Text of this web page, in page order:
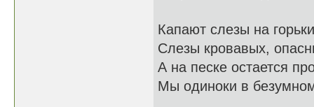
Капают слезы на
Слезы кровавых,
А на песке остается
Мы одиноки в